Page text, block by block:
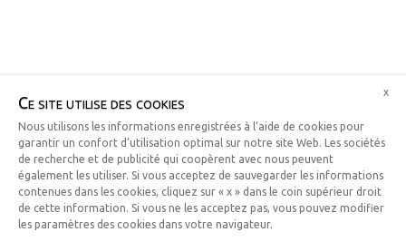
Ce site utilise des cookies
Nous utilisons les informations enregistrées à l’aide de cookies pour
garantir un confort d’utilisation optimal sur notre site Web. Les sociétés
de recherche et de publicité qui coopèrent avec nous peuvent
également les utiliser. Si vous acceptez de sauvegarder les informations
contenues dans les cookies, cliquez sur « x » dans le coin supérieur droit
de cette information. Si vous ne les acceptez pas, vous pouvez modifier
les paramètres des cookies dans votre navigateur.
x